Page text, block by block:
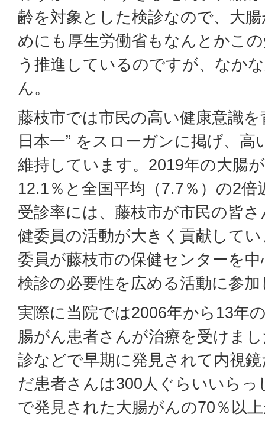
齢を対象とした検診なので、大
めにも厚生労働省もなんとかこ
う推進しているのですが、なか
ん。
藤枝市では市民の高い健康意識を
日本一” をスローガンに掲げ、高
維持しています。2019年の大腸
12.1％と全国平均（7.7％）の2
受診率には、藤枝市が市民の皆
健委員の活動が大きく貢献して
委員が藤枝市の保健センターを
検診の必要性を広める活動に参
実際に当院では2006年から13年
腸がん患者さんが治療を受けま
診などで早期に発見されて内視
だ患者さんは300人ぐらいいら
で発見された大腸がんの70％以